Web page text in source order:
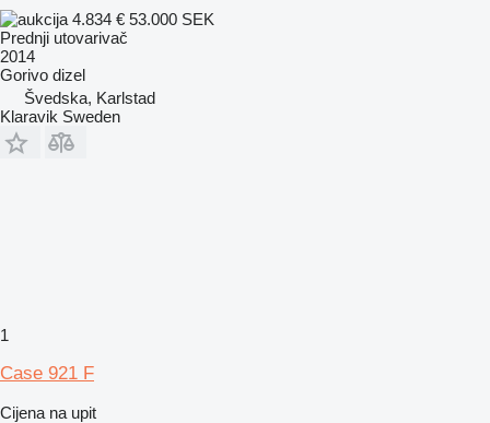
4.834 € 53.000 SEK
Prednji utovarivač
2014
Gorivo dizel
Švedska, Karlstad
Klaravik Sweden
1
Case 921 F
Cijena na upit